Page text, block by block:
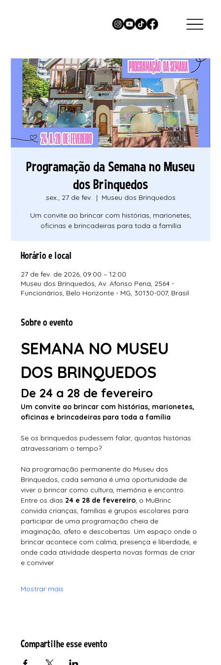
Programação da Semana no Museu
dos Brinquedos
sex., 27 de fev.
  |
Museu dos Brinquedos
Um convite ao brincar com histórias, marionetes,
oficinas e brincadeiras para toda a família
Horário e local
27 de fev. de 2026, 09:00 – 12:00
Museu dos Brinquedos, Av. Afonso Pena, 2564 -
Funcionários, Belo Horizonte - MG, 30130-007, Brasil
Sobre o evento
SEMANA NO MUSEU
DOS BRINQUEDOS
De 24 a 28 de fevereiro
Um convite ao brincar com histórias, marionetes,
oficinas e brincadeiras para toda a família
Se os brinquedos pudessem falar, quantas histórias
atravessariam o tempo?
Na programação permanente do Museu dos
Brinquedos, cada semana é uma oportunidade de
viver o brincar como cultura, memória e encontro.
Entre os dias 24 e 28 de fevereiro, o MuBrinc
convida crianças, famílias e grupos escolares para
participar de uma programação cheia de
imaginação, afeto e descobertas. Um espaço onde o
brincar acontece com calma, presença e liberdade, e
onde cada atividade desperta novas formas de criar
e conviver.
Mostrar mais
Compartilhe esse evento